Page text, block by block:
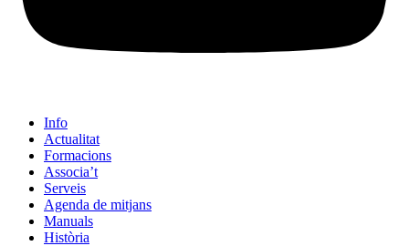
Info
Actualitat
Formacions
Associa’t
Serveis
Agenda de mitjans
Manuals
Història